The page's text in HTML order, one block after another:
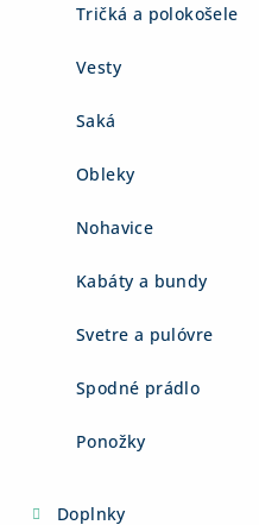
Tričká a polokošele
Vesty
Saká
Obleky
Nohavice
Kabáty a bundy
Svetre a pulóvre
Spodné prádlo
Ponožky
Doplnky